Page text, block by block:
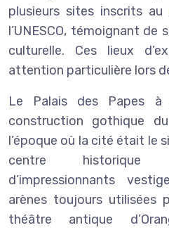
plusieurs sites inscrits
l’UNESCO, témoignant de
culturelle. Ces lieux
attention particulière lors
Le Palais des Papes à
construction gothique
l’époque où la cité était le
centre historique
d’impressionnants
arènes toujours utilisées
théâtre antique